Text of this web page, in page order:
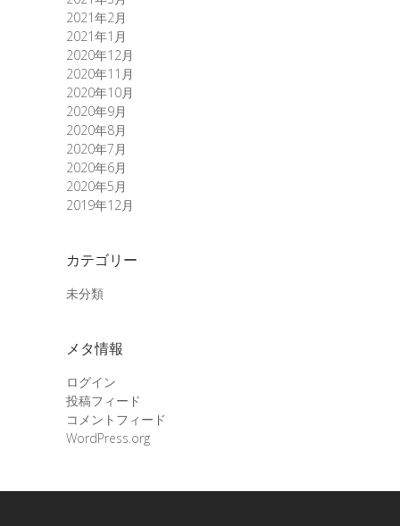
2021年2月
2021年1月
2020年12月
2020年11月
2020年10月
2020年9月
2020年8月
2020年7月
2020年6月
2020年5月
2019年12月
カテゴリー
未分類
メタ情報
ログイン
投稿フィード
コメントフィード
WordPress.org